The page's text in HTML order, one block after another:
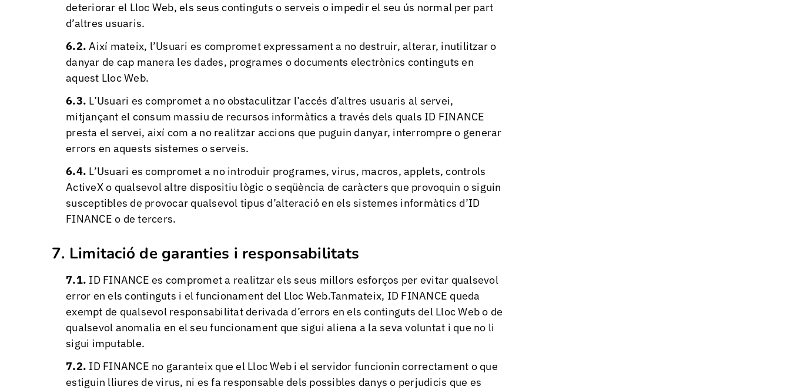
deteriorar el Lloc Web, els seus continguts o serveis o impedir el seu ús normal per part
d’altres usuaris.
Així mateix, l’Usuari es compromet expressament a no destruir, alterar, inutilitzar o
danyar de cap manera les dades, programes o documents electrònics continguts en
aquest Lloc Web.
L’Usuari es compromet a no obstaculitzar l’accés d’altres usuaris al servei,
mitjançant el consum massiu de recursos informàtics a través dels quals ID FINANCE
presta el servei, així com a no realitzar accions que puguin danyar, interrompre o generar
errors en aquests sistemes o serveis.
L’Usuari es compromet a no introduir programes, virus, macros, applets, controls
ActiveX o qualsevol altre dispositiu lògic o seqüència de caràcters que provoquin o siguin
susceptibles de provocar qualsevol tipus d’alteració en els sistemes informàtics d’ID
FINANCE o de tercers.
Limitació de garanties i responsabilitats
ID FINANCE es compromet a realitzar els seus millors esforços per evitar qualsevol
error en els continguts i el funcionament del Lloc Web.Tanmateix, ID FINANCE queda
exempt de qualsevol responsabilitat derivada d’errors en els continguts del Lloc Web o de
qualsevol anomalia en el seu funcionament que sigui aliena a la seva voluntat i que no li
sigui imputable.
ID FINANCE no garanteix que el Lloc Web i el servidor funcionin correctament o que
estiguin lliures de virus, ni es fa responsable dels possibles danys o perjudicis que es